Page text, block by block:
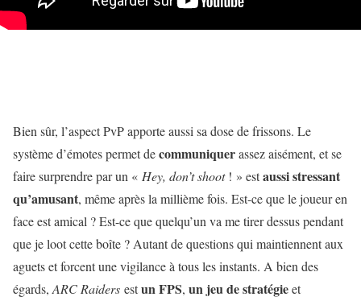
Bien sûr, l’aspect PvP apporte aussi sa dose de frissons. Le
système d’émotes permet decommuniquerassez aisément, et se
faire surprendre par un « Hey, don’t shoot! » estaussi stressant
qu’amusant, même après la millième fois. Est-ce que le joueur en
face est amical ? Est-ce que quelqu’un va me tirer dessus pendant
que je loot cette boîte ? Autant de questions qui maintiennent aux
aguets et forcent une vigilance à tous les instants. A bien des
égards,ARC Raiders estun FPS, un jeu de stratégieet